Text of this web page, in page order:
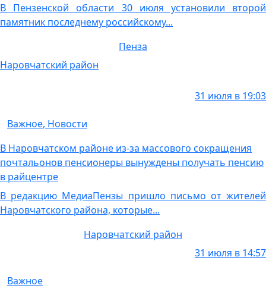
В Пензенской области 30 июля установили второй
памятник последнему российскому...
Пенза
Наровчатский район
31 июля в 19:03
Важное, Новости
В Наровчатском районе из-за массового сокращения
почтальонов пенсионеры вынуждены получать пенсию
в райцентре
В редакцию МедиаПензы пришло письмо от жителей
Наровчатского района, которые...
Наровчатский район
31 июля в 14:57
Важное